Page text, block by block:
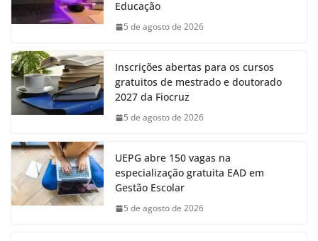
Educação
5 de agosto de 2026
Inscrições abertas para os cursos
gratuitos de mestrado e doutorado
2027 da Fiocruz
5 de agosto de 2026
UEPG abre 150 vagas na
especialização gratuita EAD em
Gestão Escolar
5 de agosto de 2026